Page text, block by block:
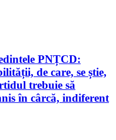
PNȚCD:
de care, se știe,
trebuie să
în cârcă, indiferent